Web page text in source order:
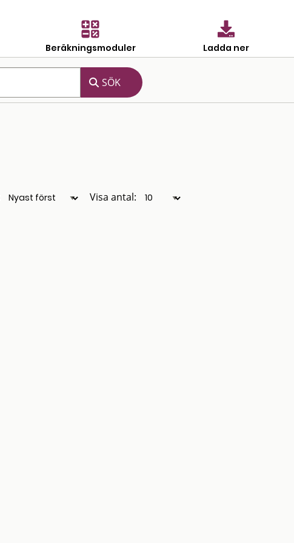
Beräkningsmoduler Ladda ner
Visa antal: